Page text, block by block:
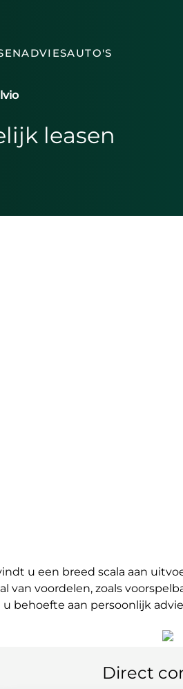
ADVIESAUTO'S
leasen
u een breed scala aan
van voordelen, zoals
behoefte aan persoonlijk
Direct